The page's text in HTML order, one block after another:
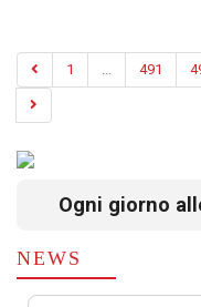
1 ... 491
Ogni giorno
NEWS